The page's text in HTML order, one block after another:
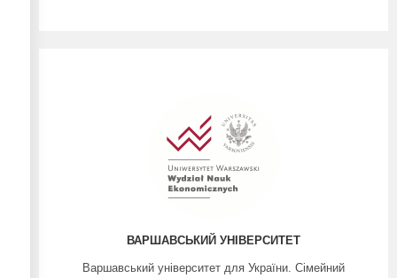
ВАРШАВСЬКИЙ УНІВЕРСИТЕТ
Варшавський університет для України. Сімейний